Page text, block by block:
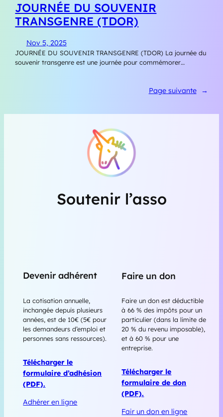
JOURNÉE DU SOUVENIR
TRANSGENRE (TDOR)
Nov 5, 2025
JOURNÉE DU SOUVENIR TRANSGENRE (TDOR) La journée du
souvenir transgenre est une journée pour commémorer…
Page suivante →
Soutenir l’asso
Devenir adhérent
La cotisation annuelle,
inchangée depuis plusieurs
années, est de 10€ (5€ pour
les demandeurs d’emploi et
personnes sans ressources).
Télécharger le
formulaire d’adhésion
(PDF).
Adhérer en ligne
Faire un don
Faire un don est déductible
à 66 % des impôts pour un
particulier (dans la limite de
20 % du revenu imposable),
et à 60 % pour une
entreprise.
Télécharger le
formulaire de don
(PDF).
Fair un don en ligne